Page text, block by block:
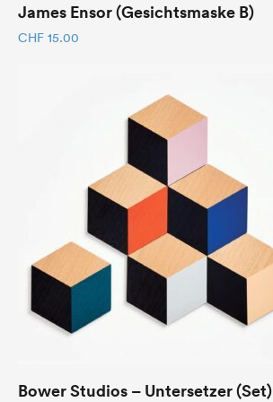
James Ensor (Gesichtsmaske B)
CHF 15.00
Bower Studios – Untersetzer (Set)